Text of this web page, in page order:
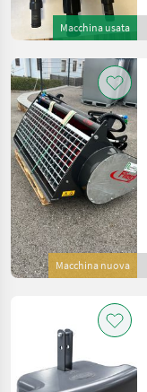
Macchina usata
Macchina nuova